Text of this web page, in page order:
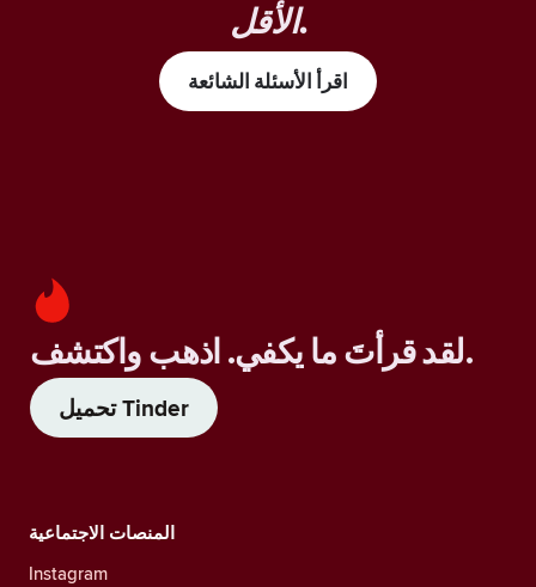
الأقل.
اقرأ الأسئلة الشائعة
لقد قرأتَ ما يكفي. اذهب واكتشف.
تحميل Tinder
المنصات الاجتماعية
Instagram